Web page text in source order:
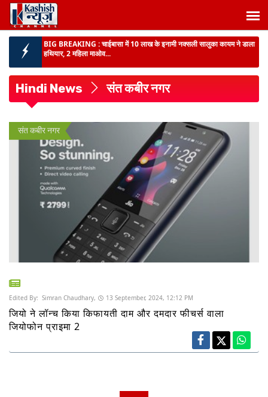
BIG BREAKING :चाईबासा में 10 लाख के इनामी नक्सली सालुका कायम ने डाला
हथियार, 2 महिला माओव...
पौधरोपण, लोगों से कहा- आप सभी एक-एक फ...
JHARKHAND NEWS :SIR-2026 को लेकर लातेहार DC ने वोटरों से की
BIHAR NEWS :
राजस्व मंत्री दिलीप जायसवाल का अधिकारियों को अल्टीमेटम,
अब हर 15 दिन में हो...
BIG BREAKING :AEDO परीक्षा सेटिंग मामले में EOU की बड़ी कार्रवाई, दो और
गिरफ्तार...
BIHAR NEWS :
पटना के सभी वार्डों में डोर-टू-डोर सेवा बहाल, शुक्रवार तक लगभग
9800 टन कचरे...
Hindi News संत कबीर नगर
संत कबीर नगर
Edited By: Simran Chaudhary, 13 September, 2024, 12:12 PM
जियो ने लॉन्च किया किफायती दाम और दमदार फीचर्स वाला
जियोफोन प्राइमा 2